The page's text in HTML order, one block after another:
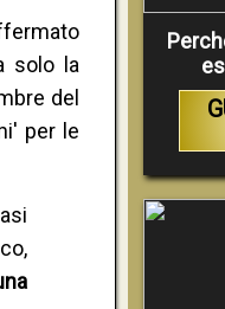
solo la
del
per le